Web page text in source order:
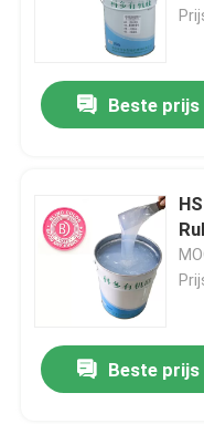
Beste prijs
Beste prijs